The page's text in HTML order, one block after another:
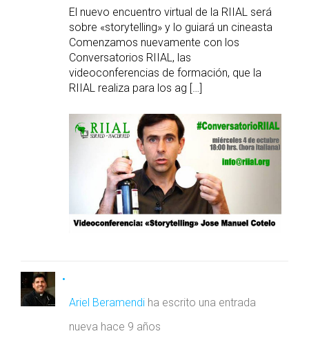
El nuevo encuentro virtual de la RIIAL será
sobre «storytelling» y lo guiará un cineasta
Comenzamos nuevamente con los
Conversatorios RIIAL, las
videoconferencias de formación, que la
RIIAL realiza para los ag […]
Ariel Beramendi ha escrito una entrada
nueva hace 9 años